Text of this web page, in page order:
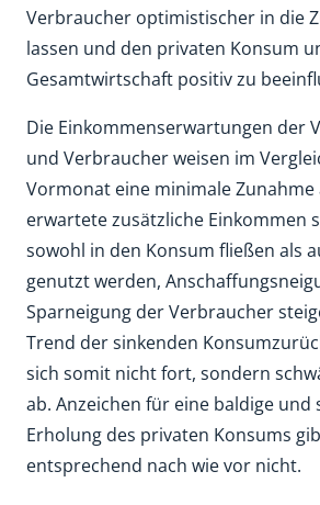
Verbraucher optimistischer in die
lassen und den privaten Konsum
Gesamtwirtschaft positiv zu
Die Einkommenserwartungen der
und Verbraucher weisen im
Vormonat eine minimale Zunahme
erwartete zusätzliche Einkommen
sowohl in den Konsum fließen als
genutzt werden,
Sparneigung der Verbraucher
Trend der sinkenden
sich somit nicht fort, sondern
ab. Anzeichen für eine baldige und
Erholung des privaten Konsums
entsprechend nach wie vor nicht.